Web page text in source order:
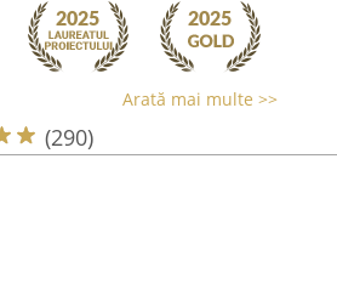
Arată mai multe >>
(290)